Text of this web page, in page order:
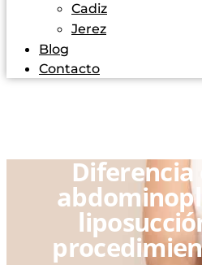
Cadiz
Jerez
Blog
Contacto
Diferencia